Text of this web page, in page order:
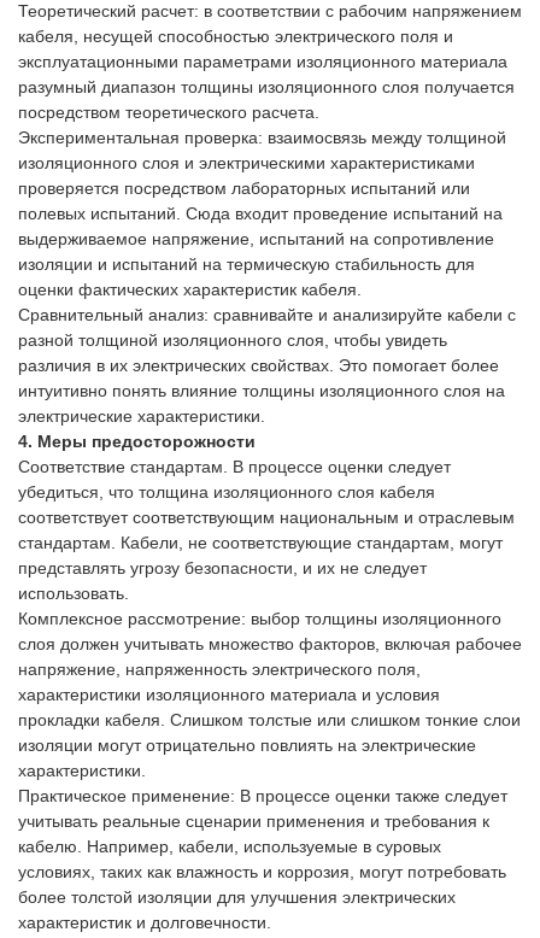
Теоретический расчет: в соответствии с рабочим напряжением
кабеля, несущей способностью электрического поля и
эксплуатационными параметрами изоляционного материала
разумный диапазон толщины изоляционного слоя получается
посредством теоретического расчета.
Экспериментальная проверка: взаимосвязь между толщиной
изоляционного слоя и электрическими характеристиками
проверяется посредством лабораторных испытаний или
полевых испытаний. Сюда входит проведение испытаний на
выдерживаемое напряжение, испытаний на сопротивление
изоляции и испытаний на термическую стабильность для
оценки фактических характеристик кабеля.
Сравнительный анализ: сравнивайте и анализируйте кабели с
разной толщиной изоляционного слоя, чтобы увидеть
различия в их электрических свойствах. Это помогает более
интуитивно понять влияние толщины изоляционного слоя на
электрические характеристики.
4. Меры предосторожности
Соответствие стандартам. В процессе оценки следует
убедиться, что толщина изоляционного слоя кабеля
соответствует соответствующим национальным и отраслевым
стандартам. Кабели, не соответствующие стандартам, могут
представлять угрозу безопасности, и их не следует
использовать.
Комплексное рассмотрение: выбор толщины изоляционного
слоя должен учитывать множество факторов, включая рабочее
напряжение, напряженность электрического поля,
характеристики изоляционного материала и условия
прокладки кабеля. Слишком толстые или слишком тонкие слои
изоляции могут отрицательно повлиять на электрические
характеристики.
Практическое применение: В процессе оценки также следует
учитывать реальные сценарии применения и требования к
кабелю. Например, кабели, используемые в суровых
условиях, таких как влажность и коррозия, могут потребовать
более толстой изоляции для улучшения электрических
характеристик и долговечности.